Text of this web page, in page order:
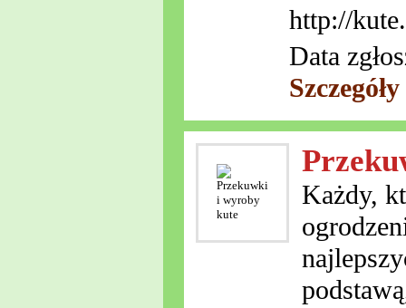
http://
Data
Szczegóły
Każdy,